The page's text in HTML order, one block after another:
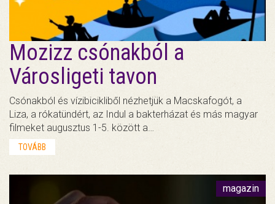
Mozizz csónakból a
Városligeti tavon
Csónakból és vízibicikliből nézhetjük a Macskafogót, a
Liza, a rókatündért, az Indul a bakterházat és más magyar
filmeket augusztus 1-5. között a…
TOVÁBB
magazin